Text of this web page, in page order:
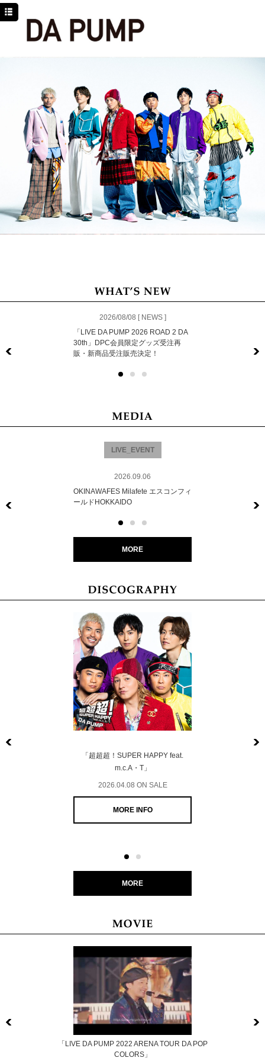
2026/08/08 [ NEWS ]
「LIVE DA PUMP 2026 ROAD 2 DA
30th」DPC会員限定グッズ受注再
販・新商品受注販売決定！
LIVE_EVENT
2026.09.06
OKINAWAFES Milafete エスコンフィ
ールドHOKKAIDO
MORE
「超超超！SUPER HAPPY feat.
m.c.A・T」
2026.04.08 ON SALE
MORE INFO
MORE
「LIVE DA PUMP 2022 ARENA TOUR DA POP
COLORS」
NEWS
PROFILE
MOVIE
LINE
YouTube
BLOG
Facebook
Twitter
DPC